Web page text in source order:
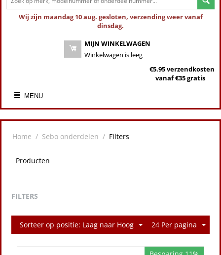
Wij zijn maandag 10 aug. gesloten, verzending weer vanaf
dinsdag.
MIJN WINKELWAGEN
Winkelwagen is leeg
€5.95 verzendkosten
vanaf €35 gratis
MENU
Home / Sebo onderdelen / Filters
Producten
FILTERS
Sorteer op positie: Laag naar Hoog 24 Per pagina